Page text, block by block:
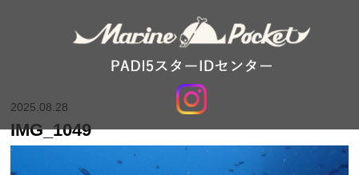
2025.08.28
IMG_1049